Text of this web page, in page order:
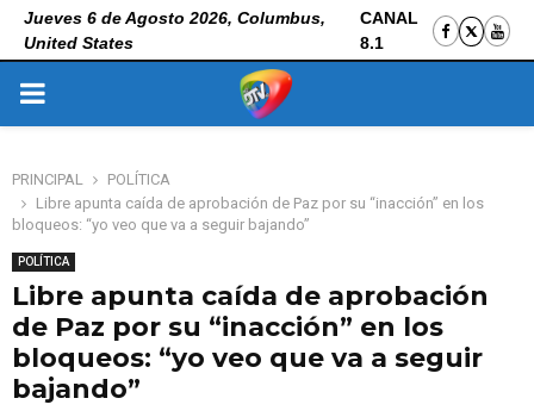
Jueves 6 de Agosto 2026, Columbus,
United States
CANAL
8.1
PRIMARY
PRINCIPAL
POLÍTICA
Libre apunta caída de aprobación de Paz por su “inacción” en los
bloqueos: “yo veo que va a seguir bajando”
POLÍTICA
Libre apunta caída de aprobación
de Paz por su “inacción” en los
bloqueos: “yo veo que va a seguir
bajando”